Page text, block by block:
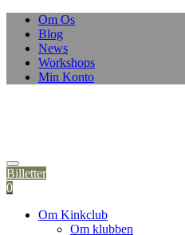
Skip
content
Om Os
Blog
News
Workshops
Min Konto
Billetter
0
Om Kinkclub
Om klubben